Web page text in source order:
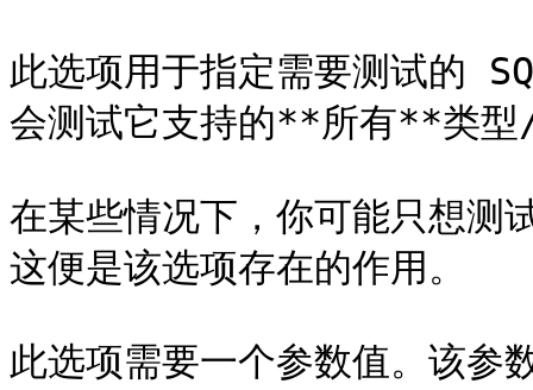
此选项用于指定需要测试的
会测试它支持的**所有**类型
在某些情况下，你可能只想测
这便是该选项存在的作用。
此选项需要一个参数值。该